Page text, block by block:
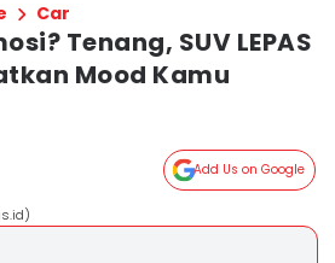
Car
Tenang, SUV LEPAS
Mood Kamu
Add Us on Google